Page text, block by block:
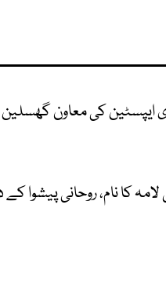
ایپسٹین کی معاون
لامہ کا نام، روحانی